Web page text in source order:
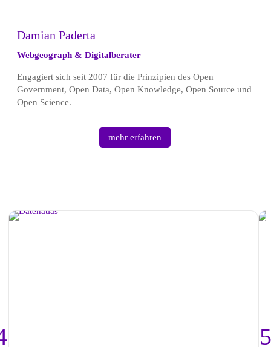
Damian Paderta
Webgeograph & Digitalberater
Engagiert sich seit 2007 für die Prinzipien des Open
Government, Open Data, Open Knowledge, Open Source und
Open Science.
mehr erfahren